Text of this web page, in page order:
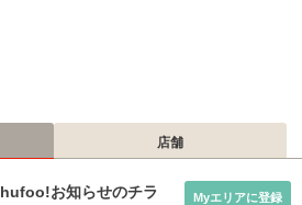
店舗
お知らせのチラ
Myエリアに登録